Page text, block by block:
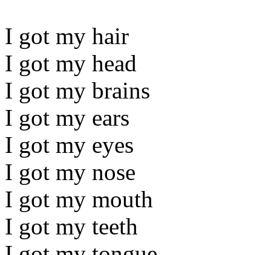
I got my hair
I got my head
I got my brains
I got my ears
I got my eyes
I got my nose
I got my mouth
I got my teeth